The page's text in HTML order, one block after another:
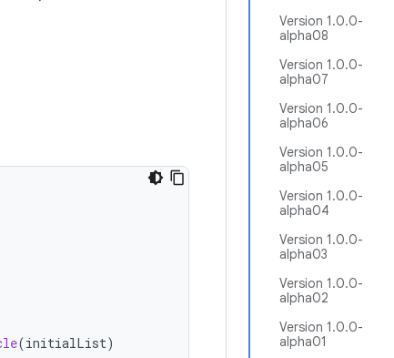
Version 1.0.0-
alpha08
Version 1.0.0-
alpha07
Version 1.0.0-
alpha06
Version 1.0.0-
alpha05
Version 1.0.0-
alpha04
Version 1.0.0-
alpha03
Version 1.0.0-
alpha02
Version 1.0.0-
alpha01
(initialList)